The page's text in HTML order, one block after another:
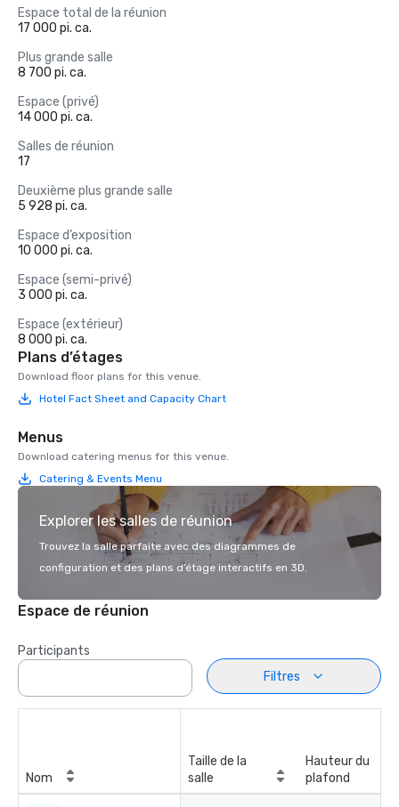
Espace total de la réunion
17 000 pi. ca.
Plus grande salle
8 700 pi. ca.
Espace (privé)
14 000 pi. ca.
Salles de réunion
17
Deuxième plus grande salle
5 928 pi. ca.
Espace d’exposition
10 000 pi. ca.
Espace (semi-privé)
3 000 pi. ca.
Espace (extérieur)
8 000 pi. ca.
Plans d’étages
Download floor plans for this venue.
Hotel Fact Sheet and Capacity Chart
Menus
Download catering menus for this venue.
Catering & Events Menu
Explorer les salles de réunion
Trouvez la salle parfaite avec des diagrammes de
configuration et des plans d’étage interactifs en 3D.
Espace de réunion
Participants
Filtres
Nom
Taille de la
salle
Hauteur du
plafond